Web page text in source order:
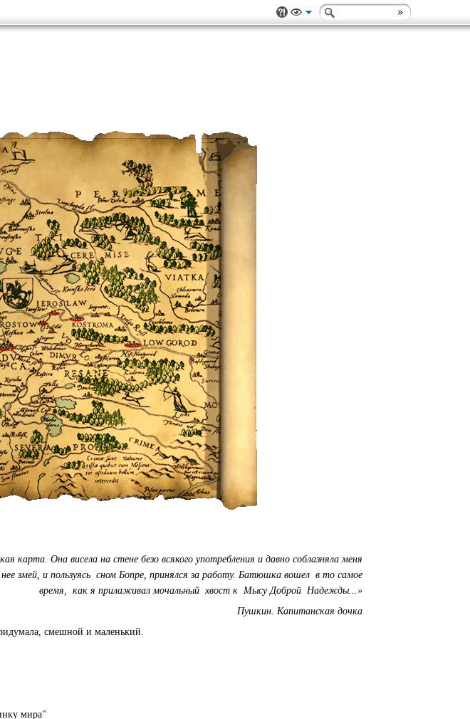
карта. Она висела на стене безо всякого употребления и давно соблазняла меня
змей, и пользуясь сном Бопре, принялся за работу. Батюшка вошел в то самое
время, как я прилаживал мочальный хвост к Мысу Доброй Надежды...»
Пушкин. Капитанская дочка
смешной и маленький.
мира"